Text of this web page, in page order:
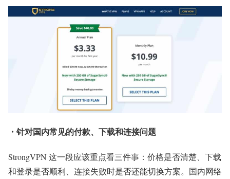
・针对国内常见的付款、下载和连接问题
StrongVPN 这一段应该重点看三件事：价格是否清楚、下载
和登录是否顺利、连接失败时是否还能切换方案。国内网络